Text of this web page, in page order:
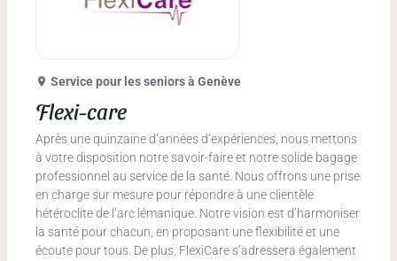
Service pour les seniorsà Genève
Flexi-care
Après une quinzaine d’années d’expériences, nous mettons
à votre disposition notre savoir-faire et notre solide bagage
professionnel au service de la santé. Nous offrons une prise
en charge sur mesure pour répondre à une clientèle
hétéroclite de l’arc lémanique. Notre vision est d’harmoniser
la santé pour chacun, en proposant une flexibilité et une
écoute pour tous. De plus, FlexiCare s’adressera également